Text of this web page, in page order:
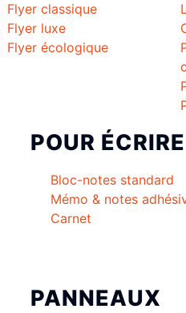
Flyer classique
Flyer luxe
Flyer écologique
POUR ÉCRIRE
Bloc-notes standard
Mémo & notes
Carnet
PANNEAUX